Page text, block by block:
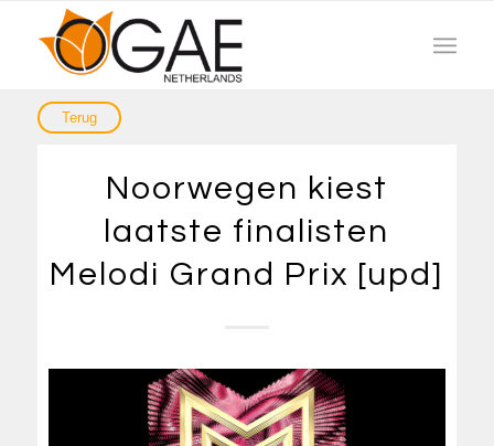
Noorwegen kiest
laatste finalisten
Melodi Grand Prix [upd]